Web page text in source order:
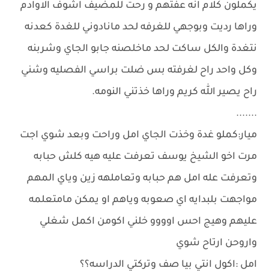
يكملون كلام انه عفتهم و رحت للمضيف اشوف الاوادم
وراها رديت وبوجهي للغرفه لحد مانادوني للغدة كعدنه
نتغدة والكل ساكت لحد ماخلصنه جابو الجاي وشربنه
وكل واحد راح لغرفته بس ضلت براسي الفصليه وشني
راح يصير الله كريم وراها خذتني النومه.
.......
ميار:كملو غدة وخذت الجاي امل وراحت وبعد شوي اجت
مرت اخو الشيخ يوسف تعرفت عليه هيه كلش حبابه
وتعرفت عله امل هم حبابه وتعاملهه زين وياي المهم
مواجهت بلبدايه اي صعوبه وياهم او يمكن مامتعلمه
عليهم وهيج احس اوووو خلني اكومن اكمل شغلي
واروحن ارتاح شوي
امل :اكول انتي بيا صف وتركتي الدراسه؟؟